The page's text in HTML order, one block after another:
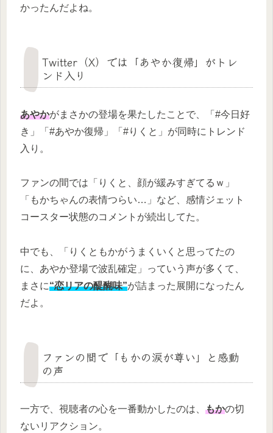
かったんだよね。
Twitter（X）では「あやか復帰」がトレ
ンド入り
あやかがまさかの登場を果たしたことで、「#今日好
き」「#あやか復帰」「#りくと」が同時にトレンド
入り。
ファンの間では「りくと、顔が緩みすぎてるｗ」
「もかちゃんの表情つらい…」など、感情ジェット
コースター状態のコメントが続出してた。
中でも、「りくともかがうまくいくと思ってたの
に、あやか登場で波乱確定」っていう声が多くて、
まさに“恋リアの醍醐味”が詰まった展開になったん
だよ。
ファンの間で「もかの涙が尊い」と感動
の声
一方で、視聴者の心を一番動かしたのは、 もかの切
ないリアクション。